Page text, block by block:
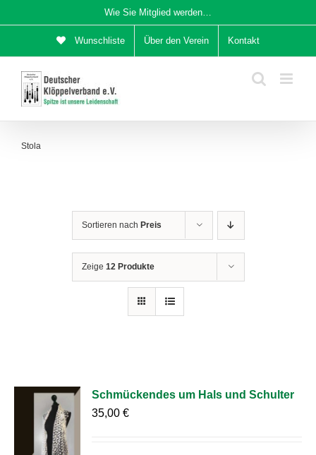
Inhalt
Wie Sie Mitglied werden…
Wunschliste Über den Verein Kontakt
Stola
Sortieren nach Preis
Zeige 12 Produkte
Schmückendes um Hals und Schulter
35,00€